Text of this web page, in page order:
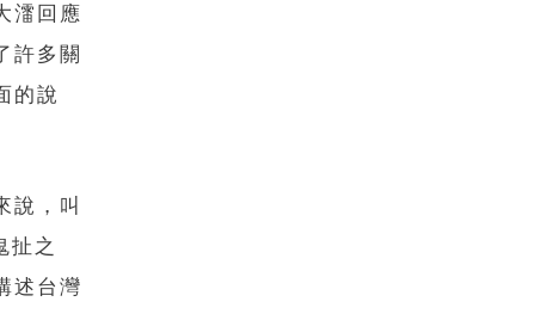
㵢回應
許多關
的說
說，叫
扯之
述台灣